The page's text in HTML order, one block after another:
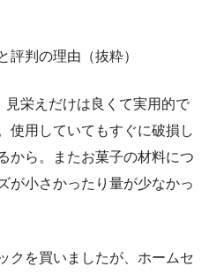
評判の理由（抜粋）
見栄えだけは良くて実用的で
使用していてもすぐに破損し
から。またお菓子の材料につ
が小さかったり量が少なかっ
クを買いましたが、ホームセ